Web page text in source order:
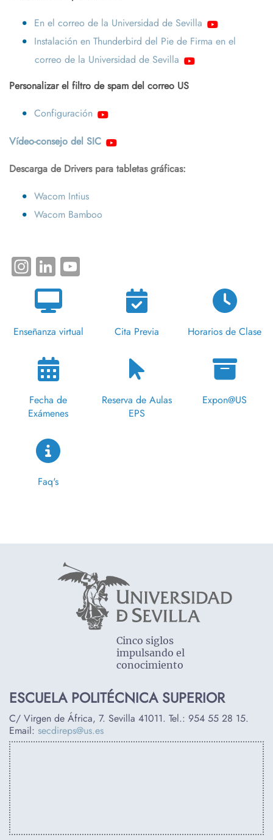
En el correo de la Universidad de Sevilla
Instalación en Thunderbird del Pie de Firma en el
correo de la Universidad de Sevilla
Personalizar el filtro de spam del correo US
Configuración
Vídeo-consejo del SIC
Descarga de Drivers para tabletas gráficas:
Wacom Intius
Wacom Bamboo
Instagram
LinkedIn
Enseñanza virtual Cita Previa Horarios de Clase
Fecha de
Exámenes
Reserva de Aulas
EPS
Expon@US
Faq's
Cinco siglos
impulsando el
conocimiento
ESCUELA POLITÉCNICA SUPERIOR
C/ Virgen de África, 7. Sevilla 41011. Tel.: 954 55 28 15.
Email: secdireps@us.es